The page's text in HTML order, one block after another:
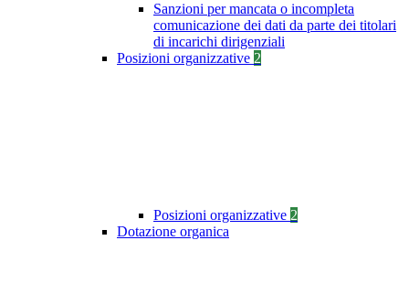
Sanzioni per mancata o incompleta
comunicazione dei dati da parte dei titolari
di incarichi dirigenziali
Posizioni organizzative 2
Posizioni organizzative 2
Dotazione organica